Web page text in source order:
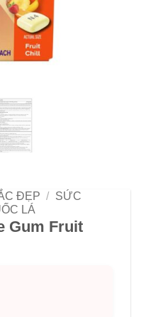
ĐẸP / SỨC
LÁ
Gum Fruit